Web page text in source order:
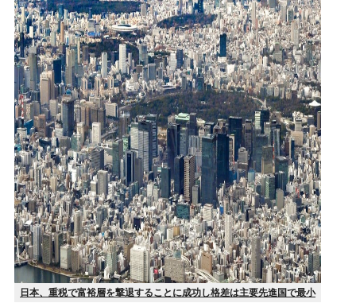
日本、重税で富裕層を撃退することに成功し格差は主要先進国で最小